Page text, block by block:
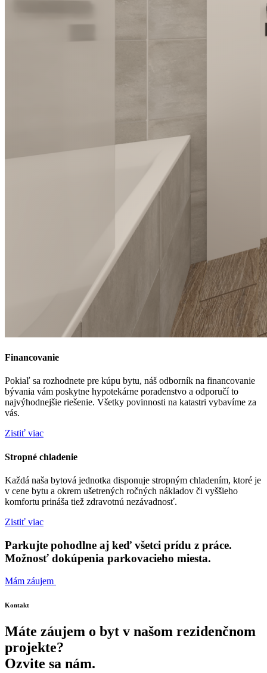
Financovanie
Pokiaľ sa rozhodnete pre kúpu bytu, náš odborník na financovanie
bývania vám poskytne hypotekárne poradenstvo a odporučí to
najvýhodnejšie riešenie. Všetky povinnosti na katastri vybavíme za
vás.
Zistiť viac
Stropné chladenie
Každá naša bytová jednotka disponuje stropným chladením, ktoré je
v cene bytu a okrem ušetrených ročných nákladov či vyššieho
komfortu prináša tiež zdravotnú nezávadnosť.
Zistiť viac
Parkujte pohodlne aj keď všetci prídu z práce.
Možnosť dokúpenia parkovacieho miesta.
Mám záujem
Kontakt
Máte záujem o byt v našom rezidenčnom
projekte?
Ozvite sa nám.